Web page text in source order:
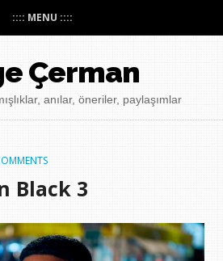
:::: MENU ::::
Çerman
anılar, öneriler, paylaşımlar
Black 3